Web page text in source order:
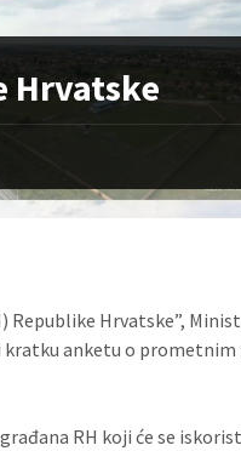
Hrvatske
Republike Hrvatske”,
anketu o prometnim
RH koji će se